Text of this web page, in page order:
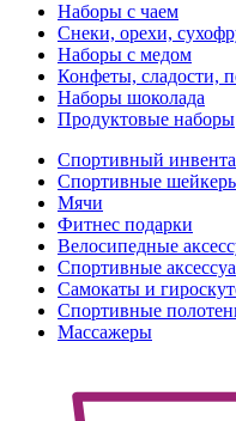
Наборы с чаем
Снеки, орехи,
Наборы с медом
Конфеты, сладости,
Наборы шоколада
Продуктовые наборы
Спортивный
Спортивные
Мячи
Фитнес подарки
Велосипедные
Спортивные
Самокаты и
Спортивные
Массажеры